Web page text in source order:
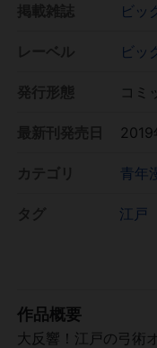
ビッ
ビッ
コミ
青年
江戸
作品概要
大反響！江戸の弓術